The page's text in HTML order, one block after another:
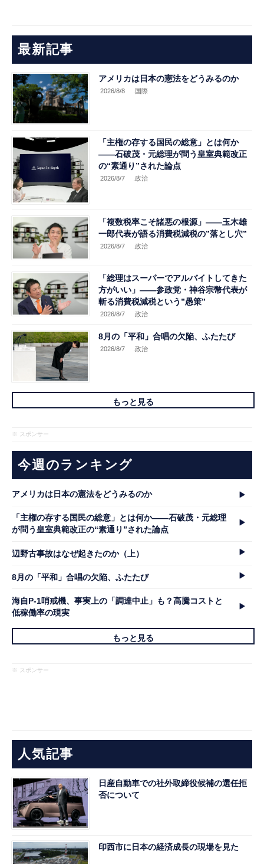
最新記事
アメリカは日本の憲法をどうみるのか
2026/8/8 .国際
「主権の存する国民の総意」とは何か
――石破茂・元総理が問う皇室典範改正
の“素通り”された論点
2026/8/7 .政治
「複数税率こそ諸悪の根源」――玉木雄
一郎代表が語る消費税減税の”落とし穴”
2026/8/7 .政治
「総理はスーパーでアルバイトしてきた
方がいい」――参政党・神谷宗幣代表が
斬る消費税減税という”愚策”
2026/8/7 .政治
8月の「平和」合唱の欠陥、ふたたび
2026/8/7 .政治
もっと見る
※ スポンサー
今週のランキング
アメリカは日本の憲法をどうみるのか
「主権の存する国民の総意」とは何か――石破茂・元総理
が問う皇室典範改正の“素通り”された論点
辺野古事故はなぜ起きたのか（上）
8月の「平和」合唱の欠陥、ふたたび
海自P-1哨戒機、事実上の「調達中止」も？高騰コストと
低稼働率の現実
もっと見る
※ スポンサー
人気記事
日産自動車での社外取締役候補の選任拒
否について
印西市に日本の経済成長の現場を見た